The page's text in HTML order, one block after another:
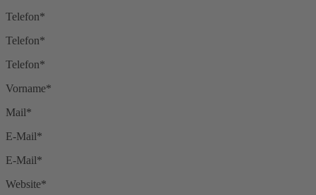
Telefon*
Telefon*
Telefon*
Vorname*
Mail*
E-Mail*
E-Mail*
Website*